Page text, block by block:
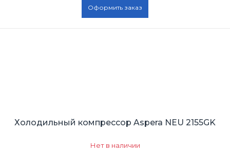
Оформить заказ
Холодильный компрессор Aspera NEU 2155GK
Нет в наличии